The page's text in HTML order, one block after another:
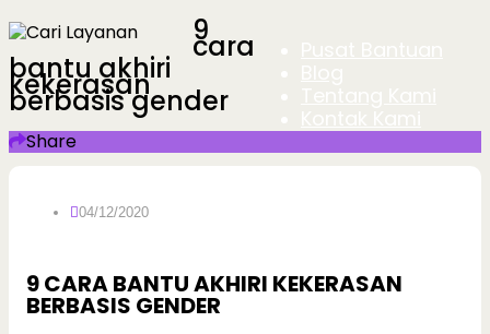
9
cara
bantu akhiri
kekerasan
berbasis gender
Share
04/12/2020
9 CARA BANTU AKHIRI KEKERASAN
BERBASIS GENDER